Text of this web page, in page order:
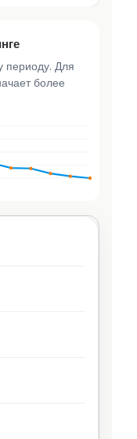
периоду. Для
более